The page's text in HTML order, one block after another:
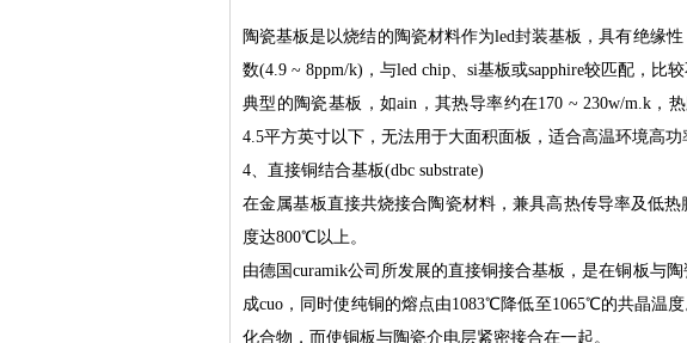
陶瓷基板是以烧结的陶瓷材料作为led封装基板，具有绝缘
数(4.9 ~ 8ppm/k)，与led chip、si基板或sapphire较匹配，比
典型的陶瓷基板，如ain，其热导率约在170 ~ 230w/m.k，
4.5平方英寸以下，无法用于大面积面板，适合高温环境高功
4、直接铜结合基板(dbc substrate)
在金属基板直接共烧接合陶瓷材料，兼具高热传导率及低
度达800℃以上。
由德国curamik公司所发展的直接铜接合基板，是在铜板与
成cuo，同时使纯铜的熔点由1083℃降低至1065℃的共晶温
化合物，而使铜板与陶瓷介电层紧密接合在一起。